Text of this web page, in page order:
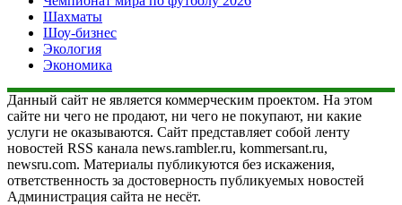
Шахматы
Шоу-бизнес
Экология
Экономика
Данный сайт не является коммерческим проектом. На этом
сайте ни чего не продают, ни чего не покупают, ни какие
услуги не оказываются. Сайт представляет собой ленту
новостей RSS канала news.rambler.ru, kommersant.ru,
newsru.com. Материалы публикуются без искажения,
ответственность за достоверность публикуемых новостей
Администрация сайта не несёт.